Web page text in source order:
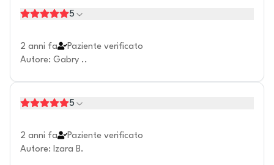
5
2 anni fa
Paziente verificato
Autore: Gabry ..
5
2 anni fa
Paziente verificato
Autore: Izara B.